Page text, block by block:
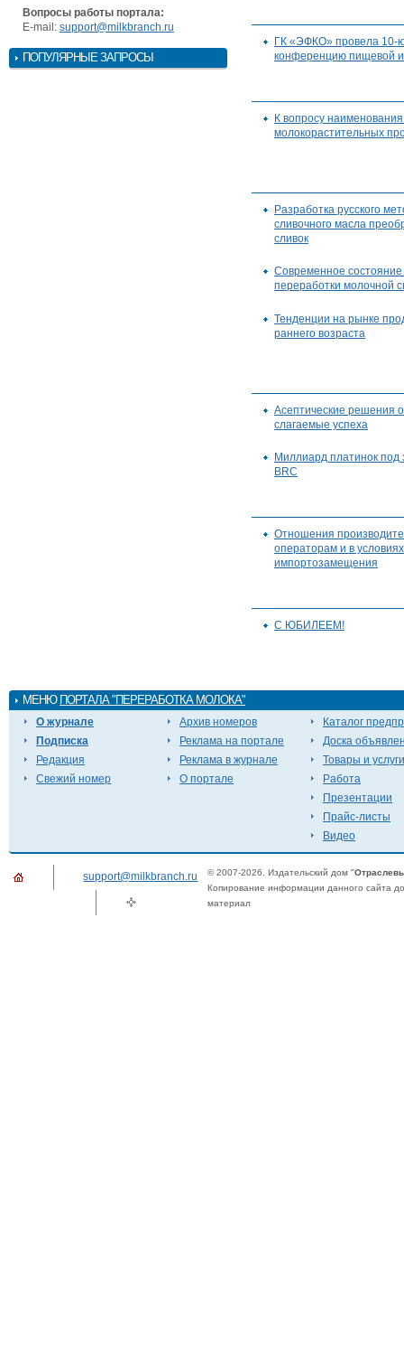
Вопросы работы портала:
E-mail: support@milkbranch.ru
ПОПУЛЯРНЫЕ ЗАПРОСЫ
ГК «ЭФКО» провела 10-
конференцию пищевой
К вопросу
молокорастительных
Разработка русского
сливочного масла
сливок
Современное
переработки молочной
Тенденции на рынке
раннего возраста
Асептические решения
слагаемые успеха
Миллиард платинок под
BRC
Отношения
операторам и в условиях
импортозамещения
С ЮБИЛЕЕМ!
МЕНЮ ПОРТАЛА "ПЕРЕРАБОТКА МОЛОКА"
О журнале
Подписка
Редакция
Свежий номер
Архив номеров
Реклама на портале
Реклама в журнале
О портале
Каталог
Доска
Товары и услуги
Работа
Презентации
Прайс-листы
Видео
support@milkbranch.ru © 2007-2026. Издательский дом "
Копирование информации данного сайта
материал